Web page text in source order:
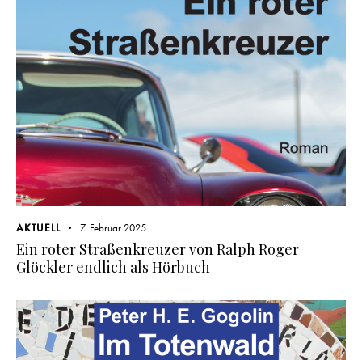
AKTUELL 7. Februar 2025
Ein roter Straßenkreuzer von Ralph Roger
Glöckler endlich als Hörbuch